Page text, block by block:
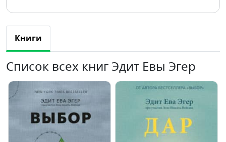
Книги
Список всех книг Эдит Евы Эгер